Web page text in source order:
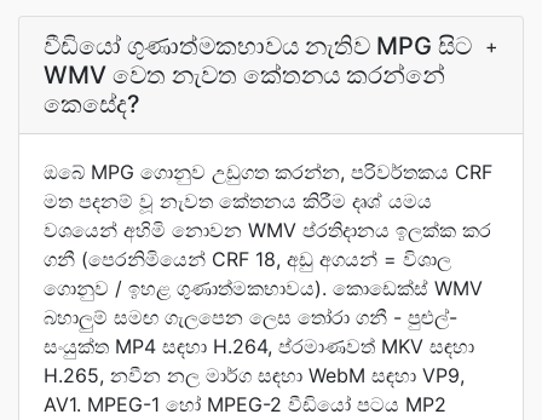
වීඩියෝ ගුණාත්මකභාවය නැතිව MPG සිට
WMV වෙත නැවත කේතනය කරන්නේ
කෙසේද?
+
ඔබේ MPG ගොනුව උඩුගත කරන්න, පරිවර්තකය CRF
මත පදනම් වූ නැවත කේතනය කිරීම දෘශ් යමය
වශයෙන් අහිමි නොවන WMV ප්රතිදානය ඉලක්ක කර
ගනී (පෙරනිමියෙන් CRF 18, අඩු අගයන් = විශාල
ගොනුව / ඉහළ ගුණාත්මකභාවය). කොඩෙක්ස් WMV
බහාලුම් සමඟ ගැලපෙන ලෙස තෝරා ගනී - පුළුල්-
සංයුක්ත MP4 සඳහා H.264, ප්රමාණවත් MKV සඳහා
H.265, නවීන නල මාර්ග සඳහා WebM සඳහා VP9,
AV1. MPEG-1 හෝ MPEG-2 වීඩියෝ පටය MP2